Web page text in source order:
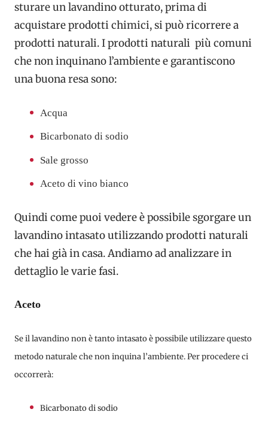
sturare un lavandino otturato, prima di
acquistare prodotti chimici, si può ricorrere a
prodotti naturali. I prodotti naturali più comuni
che non inquinano l’ambiente e garantiscono
una buona resa sono:
Acqua
Bicarbonato di sodio
Sale grosso
Aceto di vino bianco
Quindi come puoi vedere è possibile sgorgare un
lavandino intasato utilizzando prodotti naturali
che hai già in casa. Andiamo ad analizzare in
dettaglio le varie fasi.
Aceto
Se il lavandino non è tanto intasato è possibile utilizzare questo
metodo naturaleche non inquina l’ambiente. Per procedere ci
occorrerà:
Bicarbonato di sodio